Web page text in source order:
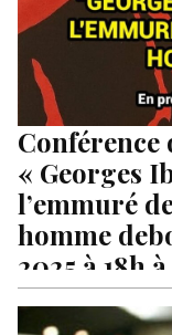
« Georges
l’emmuré
homme
2025 à 18h
Ibrahim Abdallah,